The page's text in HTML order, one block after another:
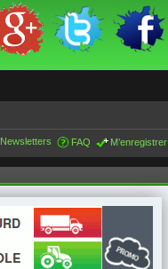
Newsletters FAQ M’enregistrer